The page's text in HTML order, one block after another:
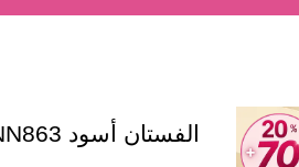
الفستان أسود 5640ZNN863